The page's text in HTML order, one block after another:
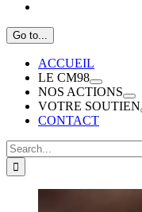
Go to...
ACCUEIL
LE CM98
NOS ACTIONS
VOTRE SOUTIEN
CONTACT
Search
for: